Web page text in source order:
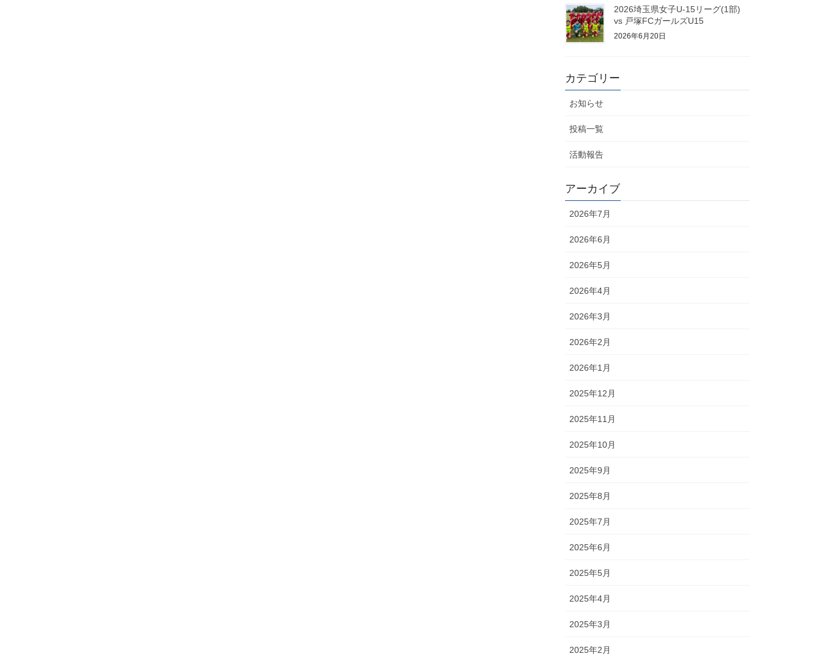
2026埼玉県女子U-15リーグ(1部)
vs 戸塚FCガールズU15
2026年6月20日
カテゴリー
お知らせ
投稿一覧
活動報告
アーカイブ
2026年7月
2026年6月
2026年5月
2026年4月
2026年3月
2026年2月
2026年1月
2025年12月
2025年11月
2025年10月
2025年9月
2025年8月
2025年7月
2025年6月
2025年5月
2025年4月
2025年3月
2025年2月